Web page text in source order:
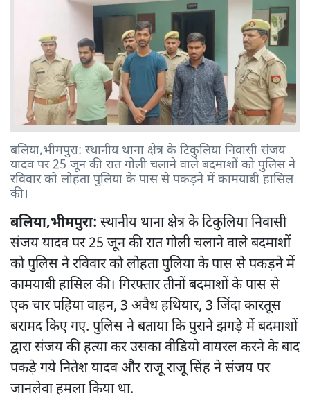
बलिया,भीमपुरा: स्थानीय थाना क्षेत्र के टिकुलिया निवासी संजय
यादव पर 25 जून की रात गोली चलाने वाले बदमाशों को पुलिस ने
रविवार को लोहता पुलिया के पास से पकड़ने में कामयाबी हासिल
की।
बलिया,भीमपुरा: स्थानीय थाना क्षेत्र के टिकुलिया निवासी
संजय यादव पर 25 जून की रात गोली चलाने वाले बदमाशों
को पुलिस ने रविवार को लोहता पुलिया के पास से पकड़ने में
कामयाबी हासिल की। गिरफ्तार तीनों बदमाशों के पास से
एक चार पहिया वाहन, 3 अवैध हथियार, 3 जिंदा कारतूस
बरामद किए गए. पुलिस ने बताया कि पुराने झगड़े में बदमाशों
द्वारा संजय की हत्या कर उसका वीडियो वायरल करने के बाद
पकड़े गये नितेश यादव और राजू राजू सिंह ने संजय पर
जानलेवा हमला किया था.